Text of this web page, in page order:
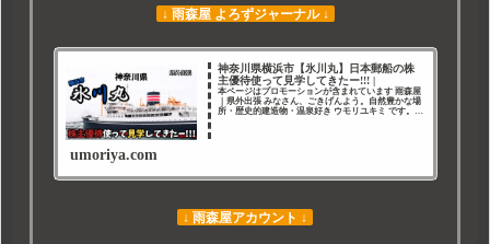
↓ 雨森屋 よろずジャーナル ↓
神奈川県横浜市【氷川丸】日本郵船の株
主優待使って見学してきたー!!! |
本ページはプロモーションが含まれています 雨森屋
｜県外出張 みなさん、ごきげんよう。自然豊かな場
所・歴史的建造物・温泉好き ウモリユキミ です。
umoriya.com
↓ 雨森屋アカウント ↓